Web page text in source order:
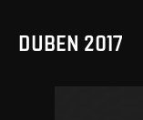
DUBEN 2017